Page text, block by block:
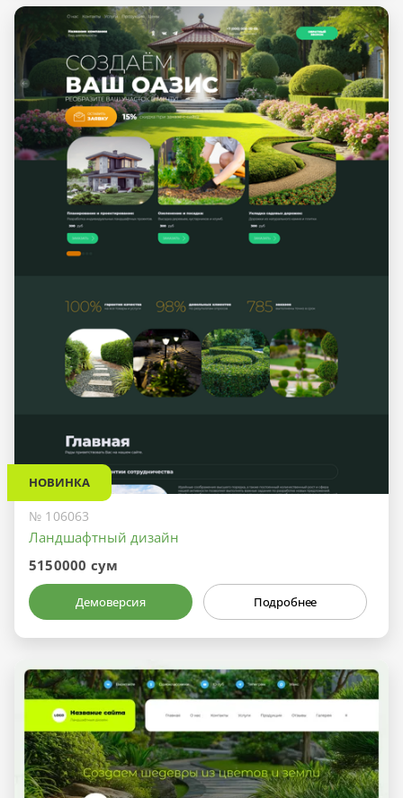
НОВИНКА
№ 106063
Ландшафтный дизайн
5150000 сум
Демоверсия Подробнее